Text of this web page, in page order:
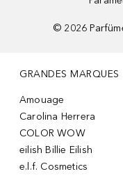
© 2026
GRANDES MARQUES
Amouage
Carolina Herrera
COLOR WOW
eilish Billie Eilish
e.l.f. Cosmetics